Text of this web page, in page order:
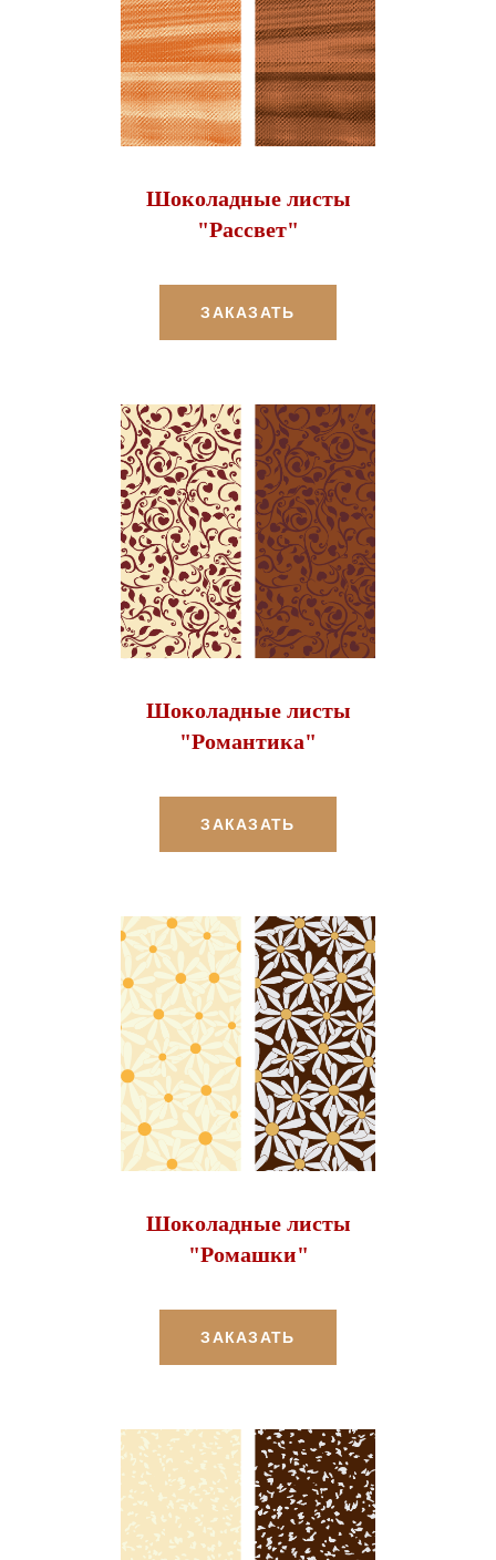
Шоколадные листы
"Рассвет"
ЗАКАЗАТЬ
Шоколадные листы
"Романтика"
ЗАКАЗАТЬ
Шоколадные листы
"Ромашки"
ЗАКАЗАТЬ